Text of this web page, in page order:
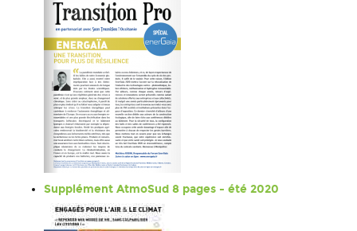
Supplément AtmoSud 8 pages - été 2020